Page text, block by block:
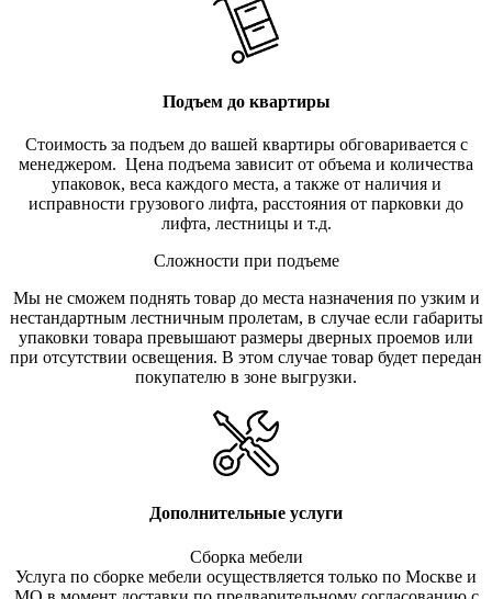
Подъем до квартиры
Стоимость за подъем до вашей квартиры обговаривается с
менеджером. Цена подъема зависит от объема и количества
упаковок, веса каждого места, а также от наличия и
исправности грузового лифта, расстояния от парковки до
лифта, лестницы и т.д.
Сложности при подъеме
Мы не сможем поднять товар до места назначения по узким и
нестандартным лестничным пролетам, в случае если габариты
упаковки товара превышают размеры дверных проемов или
при отсутствии освещения. В этом случае товар будет передан
покупателю в зоне выгрузки.
Дополнительные услуги
Сборка мебели
Услуга по сборке мебели осуществляется только по Москве и